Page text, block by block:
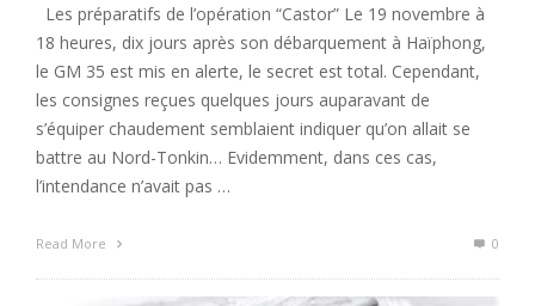
Les préparatifs de l’opération “Castor” Le 19 novembre à
18 heures, dix jours après son débarquement à Haïphong,
le GM 35 est mis en alerte, le secret est total. Cependant,
les consignes reçues quelques jours auparavant de
s’équiper chaudement semblaient indiquer qu’on allait se
battre au Nord-Tonkin… Evidemment, dans ces cas,
l’intendance n’avait pas …
Read More 0